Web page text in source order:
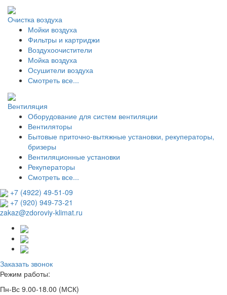
Очистка воздуха
Мойки воздуха
Фильтры и картриджи
Воздухоочистители
Мойка воздуха
Осушители воздуха
Смотреть все...
Вентиляция
Оборудование для систем вентиляции
Вентиляторы
Бытовые приточно-вытяжные установки, рекуператоры,
бризеры
Вентиляционные установки
Рекуператоры
Смотреть все...
+7 (4922) 49-51-09
+7 (920) 949-73-21
zakaz@zdoroviy-klimat.ru
Заказать звонок
Режим работы:
Пн-Вс 9.00-18.00 (МСК)